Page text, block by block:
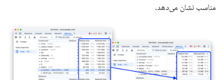
مناسب نشان می‌دهد.